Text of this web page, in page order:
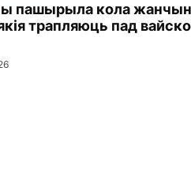
пашырыла кола
трапляюць пад